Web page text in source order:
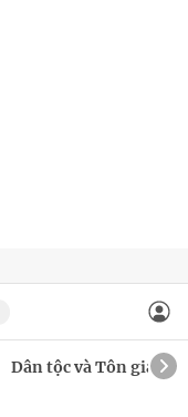
Dân tộc và Tôn giáo